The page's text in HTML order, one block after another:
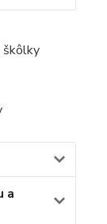
škôlky
a